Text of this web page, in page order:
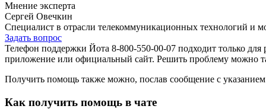
Мнение эксперта
Сергей Овечкин
Специалист в отрасли телекоммуникационных технологий и
Задать вопрос
Телефон поддержки Йота 8-800-550-00-07 подходит только
приложение или официальный сайт. Решить проблему можно
Получить помощь также можно, послав сообщение с
Как получить помощь в чате